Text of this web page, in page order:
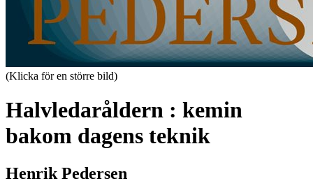
(Klicka för en större bild)
Halvledaråldern : kemin
bakom dagens teknik
Henrik Pedersen